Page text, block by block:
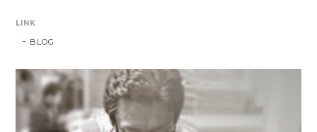
LINK
BLOG